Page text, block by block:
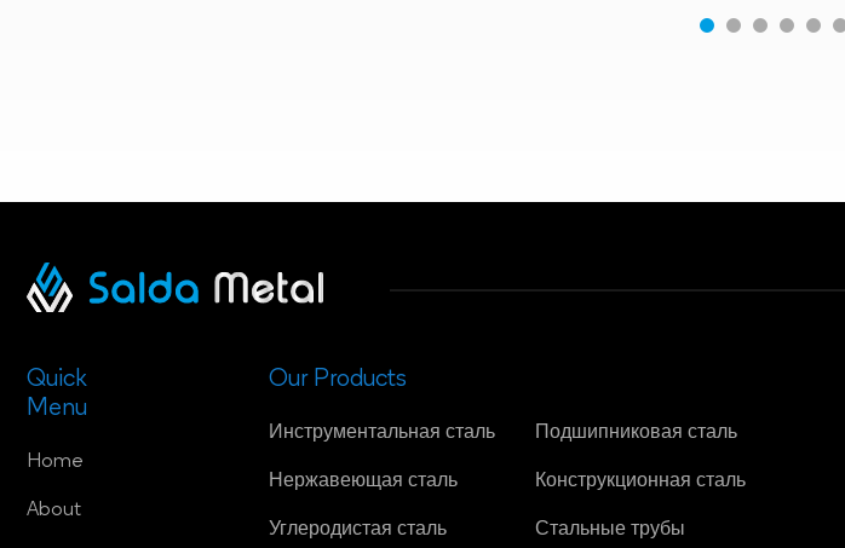
Quick
Menu
Home
About
Our Products
Инструментальная сталь
Нержавеющая сталь
Углеродистая сталь
Подшипниковая сталь
Конструкционная сталь
Стальные трубы